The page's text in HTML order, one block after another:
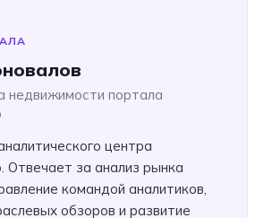
недвижимости портала
центра
Отвечает за анализ рынка
командой аналитиков,
обзоров и развитие